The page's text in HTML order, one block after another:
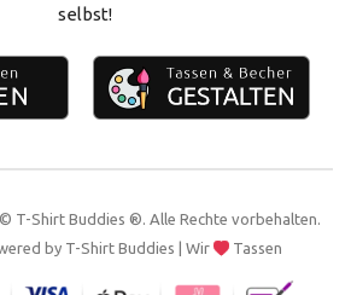
selbst!
T-Shirt Buddies ®. Alle Rechte vorbehalten.
by T-Shirt Buddies | Wir Tassen